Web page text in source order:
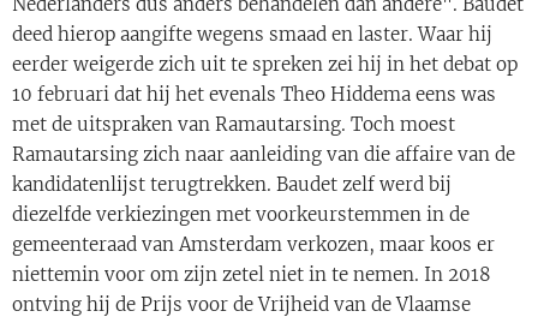
deed hierop aangifte wegens smaad en laster. Waar hij
eerder weigerde zich uit te spreken zei hij in het debat op
10 februari dat hij het evenals Theo Hiddema eens was
met de uitspraken van Ramautarsing. Toch moest
Ramautarsing zich naar aanleiding van die affaire van de
kandidatenlijst terugtrekken. Baudet zelf werd bij
diezelfde verkiezingen met voorkeurstemmen in de
gemeenteraad van Amsterdam verkozen, maar koos er
niettemin voor om zijn zetel niet in te nemen. In 2018
ontving hij de Prijs voor de Vrijheid van de Vlaamse